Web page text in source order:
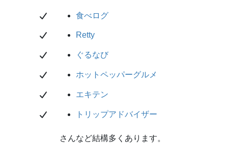
食べログ
Retty
ぐるなび
ホットペッパーグルメ
エキテン
トリップアドバイザー
さんなど結構多くあります。